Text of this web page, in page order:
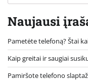
Naujausi
Pametėte telefoną? Štai
Kaip greitai ir saugiai
Pamiršote telefono